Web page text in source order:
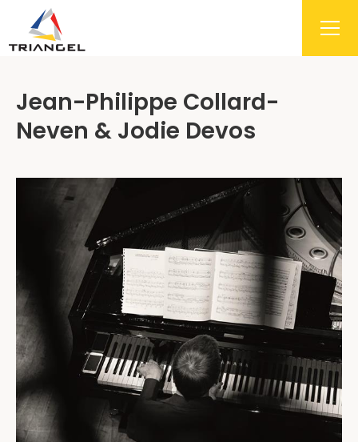
Jean-Philippe Collard-
Neven & Jodie Devos